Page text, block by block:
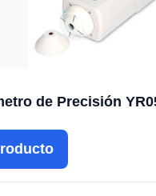
de Precisión